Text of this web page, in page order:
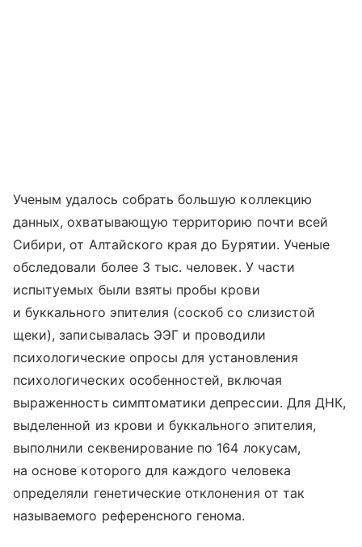
Ученым удалось собрать большую коллекцию
данных, охватывающую территорию почти всей
Сибири, от Алтайского края до Бурятии. Ученые
обследовали более 3 тыс. человек. У части
испытуемых были взяты пробы крови
и буккального эпителия (соскоб со слизистой
щеки), записывалась ЭЭГ и проводили
психологические опросы для установления
психологических особенностей, включая
выраженность симптоматики депрессии. Для ДНК,
выделенной из крови и буккального эпителия,
выполнили секвенирование по 164 локусам,
на основе которого для каждого человека
определяли генетические отклонения от так
называемого референсного генома.